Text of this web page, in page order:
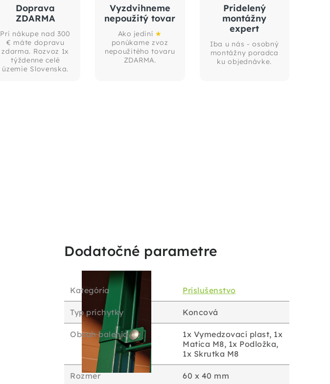
Doprava
ZDARMA
Pri nákupe nad 300
€ máte dopravu
zdarma. Rozvoz 1x
týždenne celé
územie Slovenska.
Vyzdvihneme
nepoužitý tovar
Ako jediní ★
ponúkame zvoz
nepoužitého tovaru
ZDARMA.
Pridelený
montážny
expert
Iba u nás - osobný
montážny poradca
ku objednávke.
Dodatočné parametre
Kategória Príslušenstvo
Typ príchytky Koncová
Obsah balenia
1x Vymedzovací plast, 1x
Matica M8, 1x Podložka,
1x Skrutka M8
Rozmer 60 x 40 mm